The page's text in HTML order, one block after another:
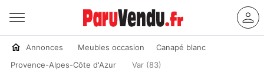
Annonces Meubles occasion
Canapé blanc
Provence-Alpes-Côte d'Azur
Var (83)